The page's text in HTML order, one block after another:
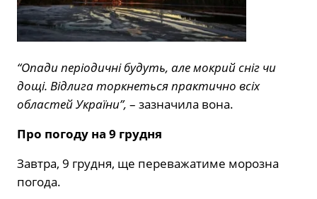
“Опади періодичні будуть, але мокрий сніг чи
дощі. Відлига торкнеться практично всіх
областей України”, – зазначила вона.
Про погоду на 9 грудня
Завтра, 9 грудня, ще переважатиме морозна
погода.